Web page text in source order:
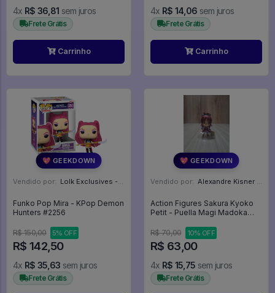
4x R$ 36,81 sem juros
Frete Grátis
Carrinho
4x R$ 14,06 sem juros
Frete Grátis
Carrinho
💖 GEEKDOWN
Vendido por: Lolk Exclusives - SP
Funko Pop Mira - KPop Demon
Hunters #2256
R$ 150,00 5% OFF
R$ 142,50
4x R$ 35,63 sem juros
Frete Grátis
💖 GEEKDOWN
Vendido por: Alexandre Kisner - PR
Action Figures Sakura Kyoko
Petit - Puella Magi Madoka
R$ 70,00
10% OFF
R$ 63,00
4x R$ 15,75 sem juros
Frete Grátis